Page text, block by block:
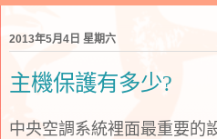
2013年5月4日 星期六
主機保護有多少?
中央空調系統裡面最重要的